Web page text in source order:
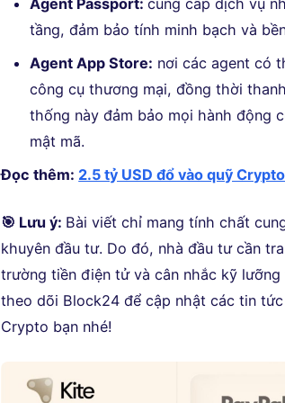
tầng, đảm bảo tính minh bạch và
Agent App Store: nơi các agent có
công cụ thương mại, đồng thời
thống này đảm bảo mọi hành động
mật mã.
Đọc thêm: 2.5 tỷ USD đổ vào quỹ
🎯 Lưu ý: Bài viết chỉ mang tính chất
khuyên đầu tư. Do đó, nhà đầu tư cần
trường tiền điện tử và cân nhắc kỹ
theo dõi Block24 để cập nhật các tin
Crypto bạn nhé!